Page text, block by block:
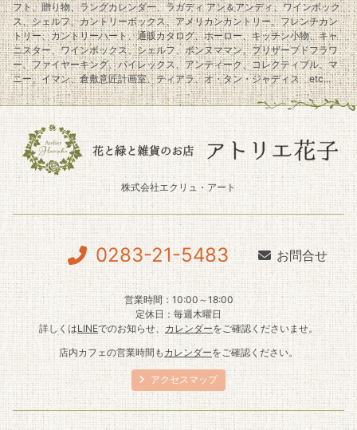
フト、贈り物、ラングカレンダー、ラガディ アン＆アンディ、ワインボック
ス、シェルフ、カントリーボックス、アメリカンカントリー、フレンチカン
トリー、カントリーハート、通販カタログ、ホーロー、キッチン小物、キャ
ニスター、ワインボックス、シェルフ、ボンヌママン、プリザーブドフラワ
ー、ファイヤーキング、パイレックス、アンティーク、コレクティブル、マ
ニー、イマン、倉敷意匠計画室、ティアラ、オ・タン・ジャディス etc...
株式会社エクリュ・アート
0283-21-5483 お問合せ
営業時間：10:00～18:00
定休日：毎週木曜日
詳しくはLINEでのお知らせ、カレンダーをご確認くださいませ。
店内カフェの営業時間もカレンダーをご確認ください。
アクセスマップ